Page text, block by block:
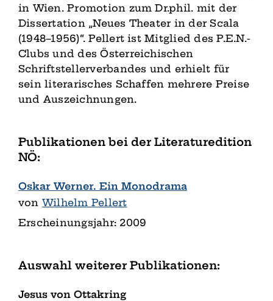
in Wien. Promotion zum Dr.phil. mit der
Dissertation „Neues Theater in der Scala
(1948–1956)“. Pellert ist Mitglied des P.E.N.-
Clubs und des Österreichischen
Schriftstellerverbandes und erhielt für
sein literarisches Schaffen mehrere Preise
und Auszeichnungen.
Publikationen bei der Literaturedition
NÖ:
Oskar Werner. Ein Monodrama
von Wilhelm Pellert
Erscheinungsjahr: 2009
Auswahl weiterer Publikationen:
Jesus von Ottakring